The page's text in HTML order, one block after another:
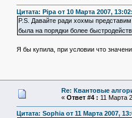
Цитата: Pipa от 10 Марта 2007,
P.S. Давайте ради хохмы
была на порядки более
Я бы купила, при условии что
Re: Квантовые
« Ответ #4 : 11 Марта
Цитата: Sophia от 11 Марта 2007,